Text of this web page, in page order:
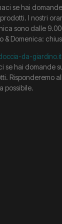
se hai
I nostri
sono dalle 9.00
& Domenica:
da-giardino.it
se hai domande
Risponderemo
possibile.